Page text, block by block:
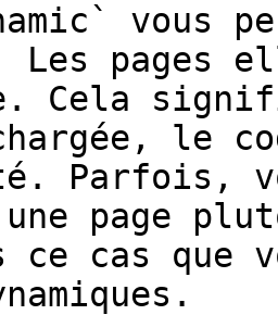
Les pages
Cela
le
Parfois,
page
ce cas que